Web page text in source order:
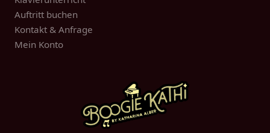
Auftritt buchen
Kontakt & Anfrage
Mein Konto